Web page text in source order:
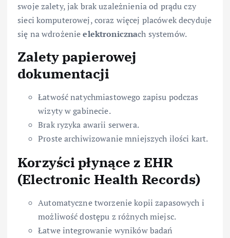
swoje zalety, jak brak uzależnienia od prądu czy
sieci komputerowej, coraz więcej placówek decyduje
się na wdrożenieelektronicznach systemów.
Zalety papierowej
dokumentacji
Łatwość natychmiastowego zapisu podczas
wizyty w gabinecie.
Brak ryzyka awarii serwera.
Proste archiwizowanie mniejszych ilości kart.
Korzyści płynące z EHR
(Electronic Health Records)
Automatyczne tworzenie kopii zapasowych i
możliwość dostępu z różnych miejsc.
Łatwe integrowanie wyników badań